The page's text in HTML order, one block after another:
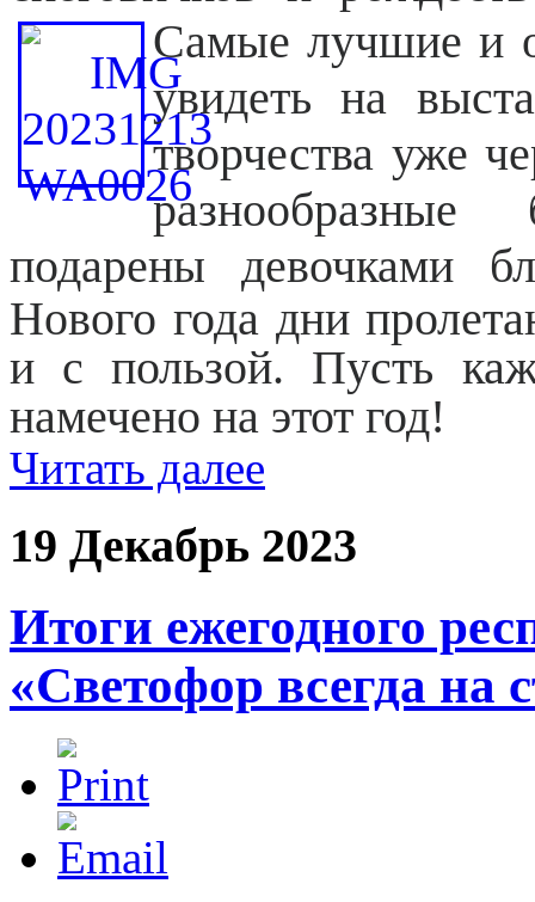
Самые лучшие и
увидеть на
творчества уже
подарены девочками
Нового года дни
и с пользой. Пусть
намечено на этот год!
Читать далее
19 Декабрь 2023
Итоги ежегодного
«Светофор всегда на